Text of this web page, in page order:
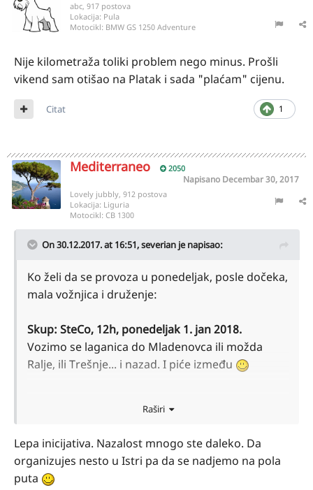
abc, 917 postova
Lokacija: Pula
Motocikl: BMW GS 1250 Adventure
Nije kilometraža toliki problem nego minus. Prošli
vikend sam otišao na Platak i sada "plaćam" cijenu.
1
Citat
Mediterraneo 2050
Napisano Decembar 30, 2017
Lovely jubbly, 912 postova
Lokacija: Liguria
Motocikl: CB 1300
On 30.12.2017. at 16:51,severian je napisao:
Ko želi da se provoza u ponedeljak, posle dočeka,
mala vožnjica i druženje:
Skup: SteCo, 12h, ponedeljak 1. jan 2018.
Vozimo se laganica do Mladenovca ili možda
Ralje, ili Trešnje... i nazad. I piće između
Raširi
Lepa inicijativa. Nazalost mnogo ste daleko. Da
organizujes nesto u Istri pa da se nadjemo na pola
puta